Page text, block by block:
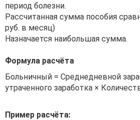
период болезни.
Рассчитанная сумма пособия
руб. в месяц)
Назначается наибольшая сумма.
Формула расчёта
Больничный = Среднедневной
утраченного заработка ×
Пример расчёта: